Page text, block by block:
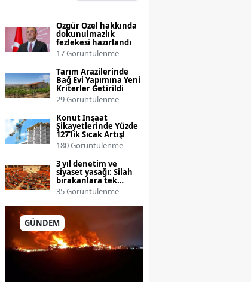
Özgür Özel hakkında
dokunulmazlık
fezlekesi hazırlandı
17 Görüntülenme
Tarım Arazilerinde
Bağ Evi Yapımına Yeni
Kriterler Getirildi
29 Görüntülenme
Konut İnşaat
Şikayetlerinde Yüzde
127'lik Sıcak Artış!
180 Görüntülenme
3 yıl denetim ve
siyaset yasağı: Silah
bırakanlara tek
seferlik çerçeve yasa
teklifinin detayları
netleşti
35 Görüntülenme
GÜNDEM